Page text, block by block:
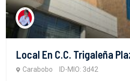
Local En C.C. Trigaleña
Carabobo ID-MIO: 3d42